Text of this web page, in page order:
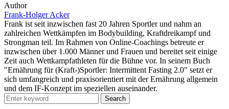
Author
Frank-Holger Acker
Frank ist seit inzwischen fast 20 Jahren Sportler und nahm an
zahlreichen Wettkämpfen im Bodybuilding, Kraftdreikampf und
Strongman teil. Im Rahmen von Online-Coachings betreute er
inzwischen über 1.000 Männer und Frauen und bereitet seit einige
Zeit auch Wettkampfathleten für die Bühne vor. In seinem Buch
"Ernährung für (Kraft-)Sportler: Intermittent Fasting 2.0" setzt er
sich umfangreich und praxisorientiert mit der Ernährung allgemein
und dem IF-Konzept im speziellen auseinander.
Search